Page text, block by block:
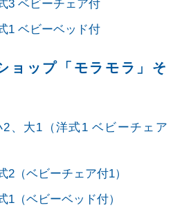
3 ベビーチェア付
1 ベビーベッド付
ョップ「モラモラ」そ
、大1（洋式1 ベビーチェア
2（ベビーチェア付1）
1（ベビーベッド付）